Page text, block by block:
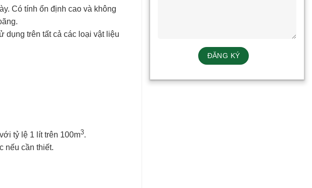
Có tính ổn định cao và không
dụng trên tất cả các loại vật liệu
tỷ lệ 1 lít trên 100m3.
nếu cần thiết.